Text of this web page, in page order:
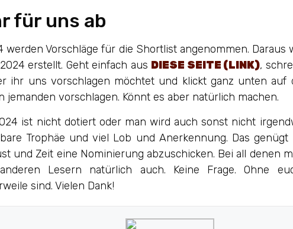
für uns ab
werden Vorschläge für die Shortlist angenommen.
erstellt. Geht einfach aus DIESE SEITE (LINK),
ihr uns vorschlagen möchtet und klickt ganz unten
jemanden vorschlagen. Könnt es aber natürlich machen.
ist nicht dotiert oder man wird auch sonst nicht
Trophäe und viel Lob und Anerkennung. Das
und Zeit eine Nominierung abzuschicken. Bei all denen
Lesern natürlich auch. Keine Frage. Ohne
sind. Vielen Dank!